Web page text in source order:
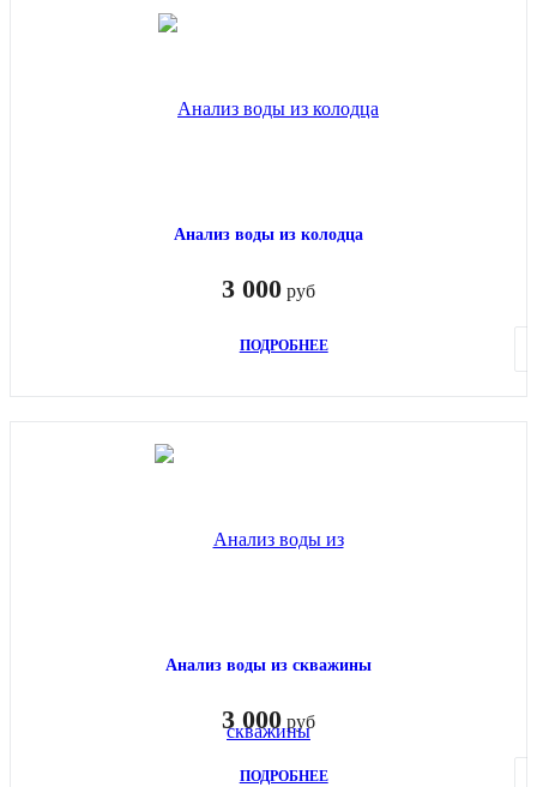
Анализ воды из колодца
3 000 руб
ПОДРОБНЕЕ
Анализ воды из скважины
3 000 руб
ПОДРОБНЕЕ